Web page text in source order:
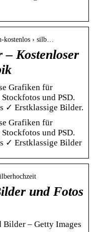
kostenlos › silb…
Kostenloser
Grafiken für
und PSD.
✓ Erstklassige Bilder.
Grafiken für
und PSD.
✓ Erstklassige Bilder
und Fotos
Bilder – Getty Images